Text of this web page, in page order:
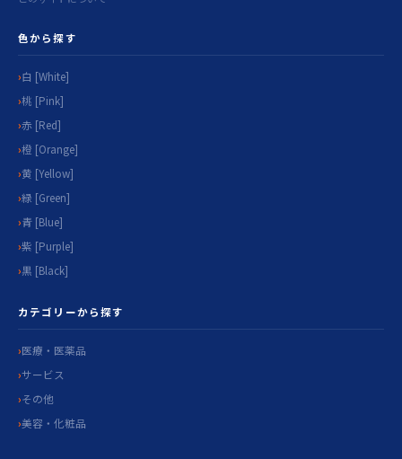
色から探す
白 [White]
桃 [Pink]
赤 [Red]
橙 [Orange]
黄 [Yellow]
緑 [Green]
青 [Blue]
紫 [Purple]
黒 [Black]
カテゴリーから探す
医療・医薬品
サービス
その他
美容・化粧品